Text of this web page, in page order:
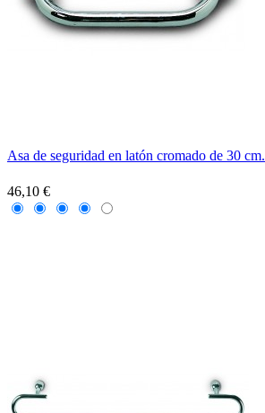
Asa de seguridad en latón cromado de 30 cm.
46,10 €